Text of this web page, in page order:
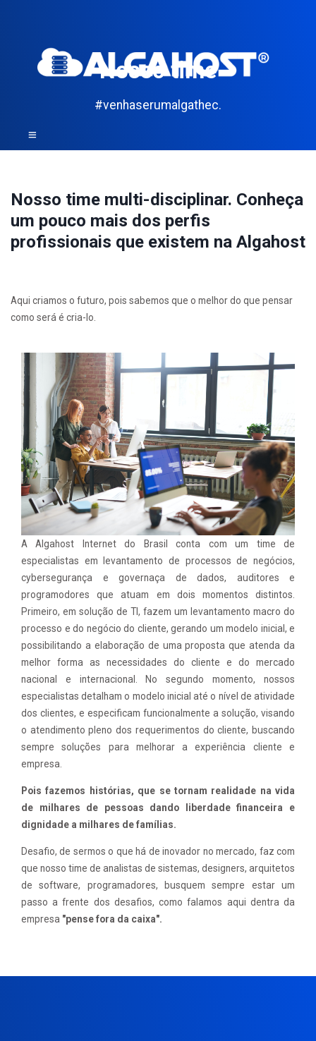
Nosso time
#venhaserumalgathec.
Nosso time multi-disciplinar. Conheça
um pouco mais dos perfis
profissionais que existem na Algahost
Aqui criamos o futuro, pois sabemos que o melhor do que pensar
como será é cria-lo.
A Algahost Internet do Brasil conta com um time de
especialistas em levantamento de processos de negócios,
cybersegurança e governaça de dados, auditores e
programodores que atuam em dois momentos distintos.
Primeiro, em solução de TI, fazem um levantamento macro do
processo e do negócio do cliente, gerando um modelo inicial, e
possibilitando a elaboração de uma proposta que atenda da
melhor forma as necessidades do cliente e do mercado
nacional e internacional. No segundo momento, nossos
especialistas detalham o modelo inicial até o nível de atividade
dos clientes, e especificam funcionalmente a solução, visando
o atendimento pleno dos requerimentos do cliente, buscando
sempre soluções para melhorar a experiência cliente e
empresa.
Pois fazemos histórias, que se tornam realidade na vida
de milhares de pessoas dando liberdade financeira e
dignidade a milhares de famílias.
Desafio, de sermos o que há de inovador no mercado, faz com
que nosso time de analistas de sistemas, designers, arquitetos
de software, programadores, busquem sempre estar um
passo a frente dos desafios, como falamos aqui dentra da
empresa "pense fora da caixa".